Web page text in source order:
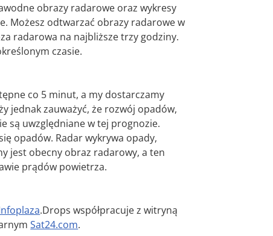
obrazy radarowe oraz wykresy
Możesz odtwarzać obrazy radarowe w
radarowa na najbliższe trzy godziny.
czasie.
co 5 minut, a my dostarczamy
jednak zauważyć, że rozwój opadów,
są uwzględniane w tej prognozie.
opadów. Radar wykrywa opady,
jest obecny obraz radarowy, a ten
prądów powietrza.
.Drops współpracuje z witryną
Sat24.com.